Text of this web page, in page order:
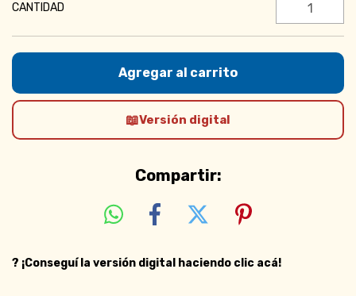
CANTIDAD
Versión digital
Compartir:
? ¡Conseguí la versión digital haciendo clic acá!